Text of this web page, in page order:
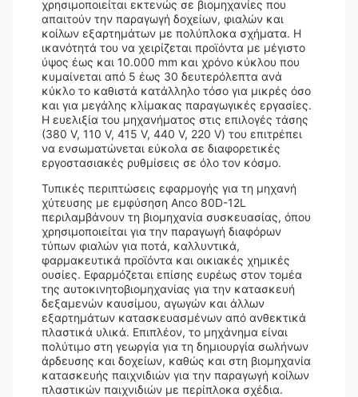
χρησιμοποιείται εκτενώς σε βιομηχανίες που
απαιτούν την παραγωγή δοχείων, φιαλών και
κοίλων εξαρτημάτων με πολύπλοκα σχήματα. Η
ικανότητά του να χειρίζεται προϊόντα με μέγιστο
ύψος έως και 10.000 mm και χρόνο κύκλου που
κυμαίνεται από 5 έως 30 δευτερόλεπτα ανά
κύκλο το καθιστά κατάλληλο τόσο για μικρές όσο
και για μεγάλης κλίμακας παραγωγικές εργασίες.
Η ευελιξία του μηχανήματος στις επιλογές τάσης
(380 V, 110 V, 415 V, 440 V, 220 V) του επιτρέπει
να ενσωματώνεται εύκολα σε διαφορετικές
εργοστασιακές ρυθμίσεις σε όλο τον κόσμο.
Τυπικές περιπτώσεις εφαρμογής για τη μηχανή
χύτευσης με εμφύσηση Anco 80D-12L
περιλαμβάνουν τη βιομηχανία συσκευασίας, όπου
χρησιμοποιείται για την παραγωγή διαφόρων
τύπων φιαλών για ποτά, καλλυντικά,
φαρμακευτικά προϊόντα και οικιακές χημικές
ουσίες. Εφαρμόζεται επίσης ευρέως στον τομέα
της αυτοκινητοβιομηχανίας για την κατασκευή
δεξαμενών καυσίμου, αγωγών και άλλων
εξαρτημάτων κατασκευασμένων από ανθεκτικά
πλαστικά υλικά. Επιπλέον, το μηχάνημα είναι
πολύτιμο στη γεωργία για τη δημιουργία σωλήνων
άρδευσης και δοχείων, καθώς και στη βιομηχανία
κατασκευής παιχνιδιών για την παραγωγή κοίλων
πλαστικών παιχνιδιών με περίπλοκα σχέδια.